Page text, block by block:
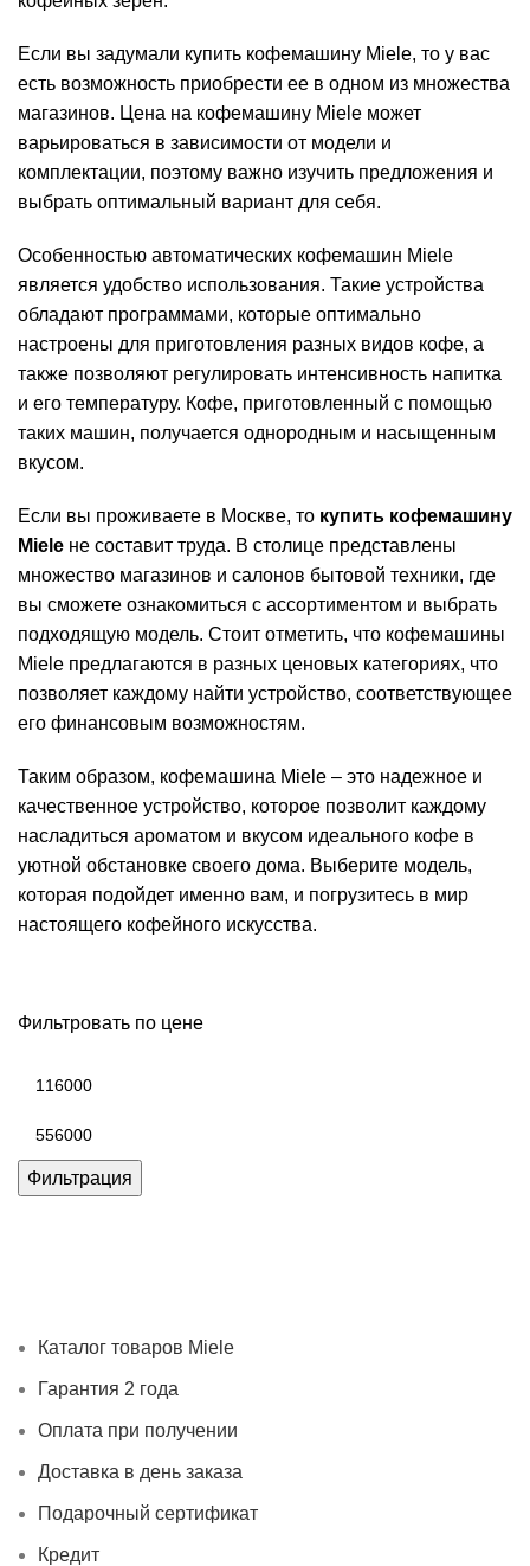
Фильтровать по цене
Фильтрация
Если вы задумали купить кофемашину Miele, то у вас
есть возможность приобрести ее в одном из множества
магазинов. Цена на кофемашину Miele может
варьироваться в зависимости от модели и
комплектации, поэтому важно изучить предложения и
выбрать оптимальный вариант для себя.
Особенностью автоматических кофемашин Miele
является удобство использования. Такие устройства
обладают программами, которые оптимально
настроены для приготовления разных видов кофе, а
также позволяют регулировать интенсивность напитка
и его температуру. Кофе, приготовленный с помощью
таких машин, получается однородным и насыщенным
вкусом.
Если вы проживаете в Москве, то купить кофемашину
Miele не составит труда. В столице представлены
множество магазинов и салонов бытовой техники, где
вы сможете ознакомиться с ассортиментом и выбрать
подходящую модель. Стоит отметить, что кофемашины
Miele предлагаются в разных ценовых категориях, что
позволяет каждому найти устройство, соответствующее
его финансовым возможностям.
Таким образом, кофемашина Miele – это надежное и
качественное устройство, которое позволит каждому
насладиться ароматом и вкусом идеального кофе в
уютной обстановке своего дома. Выберите модель,
которая подойдет именно вам, и погрузитесь в мир
настоящего кофейного искусства.
Каталог товаров Miele
Гарантия 2 года
Оплата при получении
Доставка в день заказа
Подарочный сертификат
Кредит